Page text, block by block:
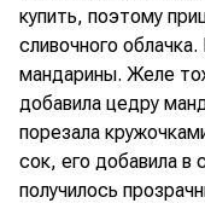
купить, поэтому
сливочного
мандарины. Желе
добавила цедру
порезала
сок, его добавила в
получилось